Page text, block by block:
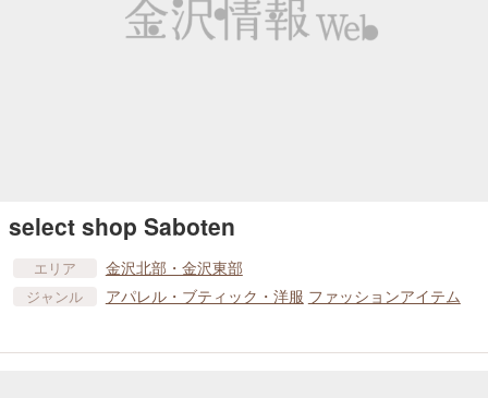
select shop Saboten
エリア 金沢北部・金沢東部
ジャンル アパレル・ブティック・洋服 ファッションアイテム